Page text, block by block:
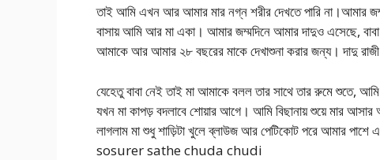
তাই আমি এখন আর আমার মার নগ্ন শরীর দেখতে পারি না।আমার
বাসায় আমি আর মা একা। আমার জম্মদিনে আমার দাদুও এসেছে,
আমাকে আর আমার ২৮ বছরের মাকে দেখাশুনা করার জন্য। দাদু
যেহেতু বাবা নেই তাই মা আমাকে বলল তার সাথে তার রুমে শুতে,
যখন মা কাপড় বদলাবে শোয়ার আগে। আমি বিছানায় শুয়ে মার
লাগলাম মা শুধু শাড়িটা খুলে ব্লাউজ আর পেটিকোট পরে আমার
sosurer sathe chuda chudi